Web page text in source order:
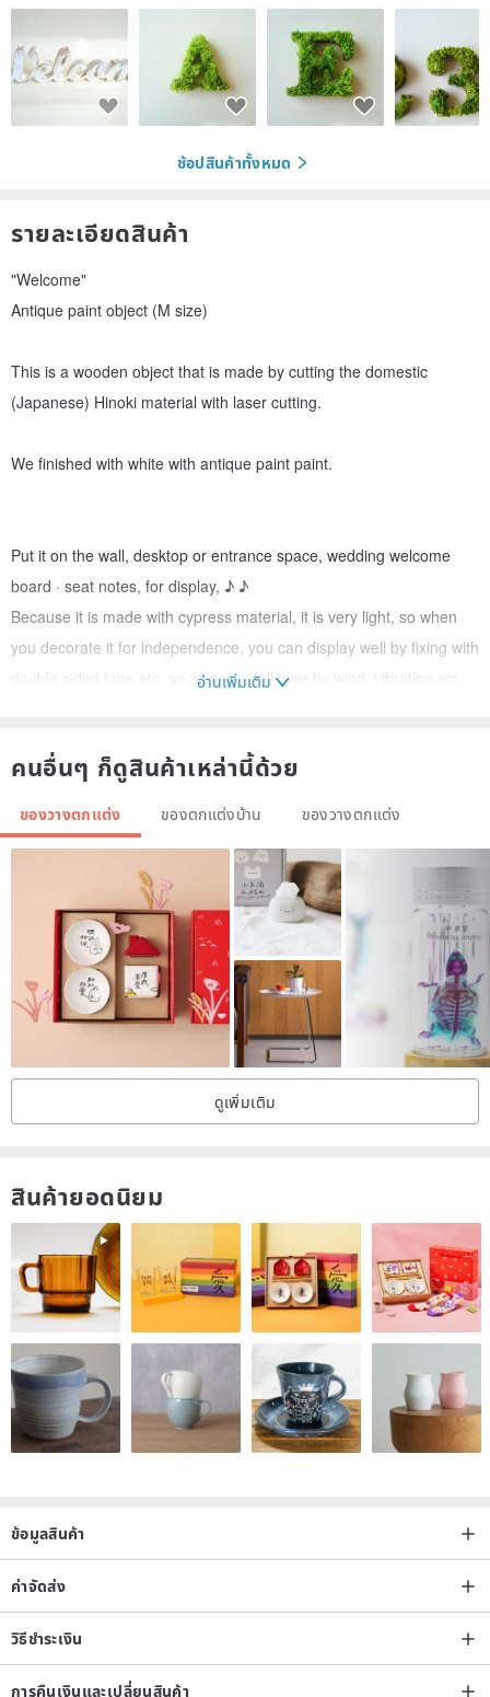
ช้อปสินค้าทั้งหมด
รายละเอียดสินค้า
"Welcome"
Antique paint object (M size)
This is a wooden object that is made by cutting the domestic
(Japanese) Hinoki material with laser cutting.
We finished with white with antique paint paint.
Put it on the wall, desktop or entrance space, wedding welcome
board · seat notes, for display, ♪ ♪
Because it is made with cypress material, it is very light, so when
you decorate it for independence, you can display well by fixing with
double sided tape etc. so as not to fall over by wind, vibration etc
M size) Vertical 6.5 cm × width 29 cm × thickness 2 cm
※ Character design (font) can not be changed.
Because it is handmade one by one, the color of paint may differ
slightly from the photo.
※ Please check the size.
อ่านเพิ่มเติม
คนอื่นๆ ก็ดูสินค้าเหล่านี้ด้วย
ของวางตกแต่ง ของตกแต่งบ้าน ของวางตกแต่ง
ดูเพิ่มเติม
สินค้ายอดนิยม
ข้อมูลสินค้า
ค่าจัดส่ง
วิธีชำระเงิน
การคืนเงินและเปลี่ยนสินค้า